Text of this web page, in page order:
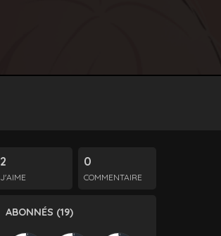
2
J'AIME
0
COMMENTAIRE
ABONNÉS (19)